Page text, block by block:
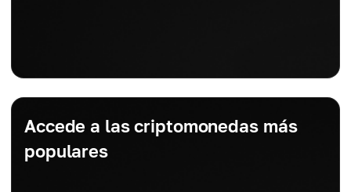
Accede a las criptomonedas más
populares